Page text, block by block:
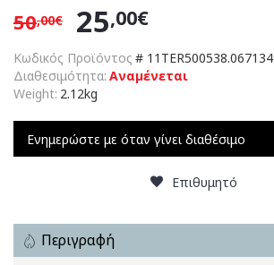
Κωδικός Προϊόντος # 11TER500538.067134
Διαθεσιμότητα: Αναμένεται
Weight: 2.12kg
25,00€
50,00€
Ενημερώστε με όταν γίνει διαθέσιμο
Επιθυμητό
Περιγραφή